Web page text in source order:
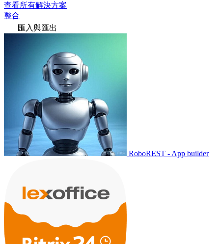
查看所有解決方案
整合
匯入與匯出
RoboREST - App builder